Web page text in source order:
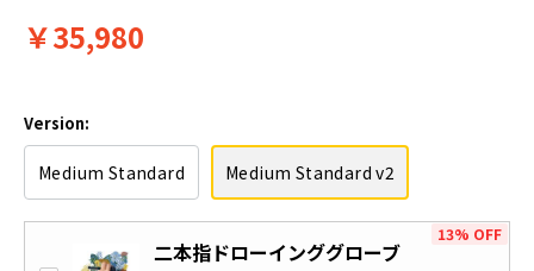
￥35,980
Version:
Medium Standard Medium Standard v2
13% OFF
二本指ドローインググローブ